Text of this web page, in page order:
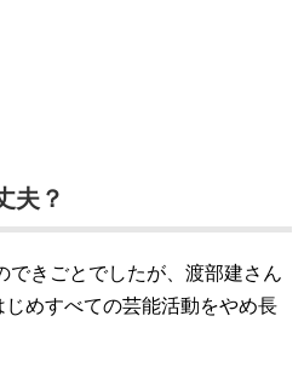
夫？
できごとでしたが、渡部建さん
めすべての芸能活動をやめ長